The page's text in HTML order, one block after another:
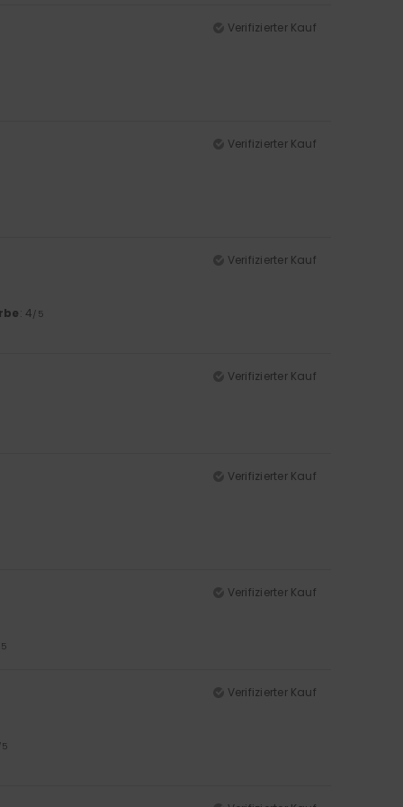
Verifizierter Kauf
Verifizierter Kauf
Verifizierter Kauf
: 4/5
Verifizierter Kauf
Verifizierter Kauf
Verifizierter Kauf
Verifizierter Kauf